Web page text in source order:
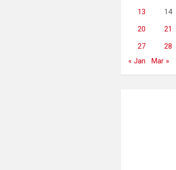
13
14
20
21
27
28
« Jan
Mar »